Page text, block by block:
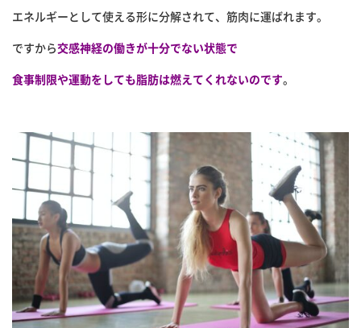
エネルギーとして使える形に分解されて、筋肉に運ばれます。
ですから交感神経の働きが十分でない状態で
食事制限や運動をしても脂肪は燃えてくれないのです。